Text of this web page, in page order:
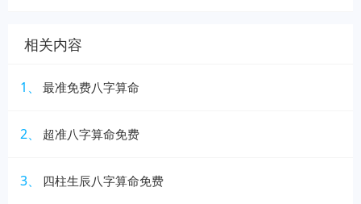
相关内容
1、 最准免费八字算命
2、 超准八字算命免费
3、 四柱生辰八字算命免费